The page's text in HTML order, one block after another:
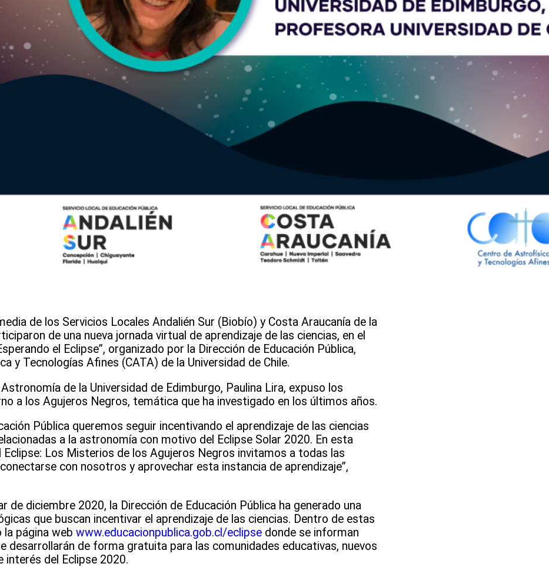
de los Servicios Locales Andalién Sur (Biobío) y Costa Araucanía de la
de una nueva jornada virtual de aprendizaje de las ciencias, en el
el Eclipse”, organizado por la Dirección de Educación Pública,
y Tecnologías Afines (CATA) de la Universidad de Chile.
de la Universidad de Edimburgo, Paulina Lira, expuso los
a los Agujeros Negros, temática que ha investigado en los últimos años.
Pública queremos seguir incentivando el aprendizaje de las ciencias
a la astronomía con motivo del Eclipse Solar 2020. En esta
Eclipse: Los Misterios de los Agujeros Negros invitamos a todas las
con nosotros y aprovechar esta instancia de aprendizaje”,
de diciembre 2020, la Dirección de Educación Pública ha generado una
que buscan incentivar el aprendizaje de las ciencias. Dentro de estas
la página web www.educacionpublica.gob.cl/eclipse donde se informan
desarrollarán de forma gratuita para las comunidades educativas, nuevos
interés del Eclipse 2020.
Estudiantes de la Educación
Pública se preparan para el
Eclipse Solar junto a un
doctor de astrofísica